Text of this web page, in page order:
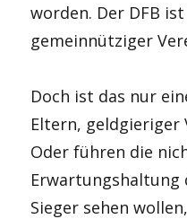
worden. Der DFB
gemeinnütziger
Doch ist das nur
Eltern, geldgieriger
Oder führen die
Erwartungshaltung
Sieger sehen